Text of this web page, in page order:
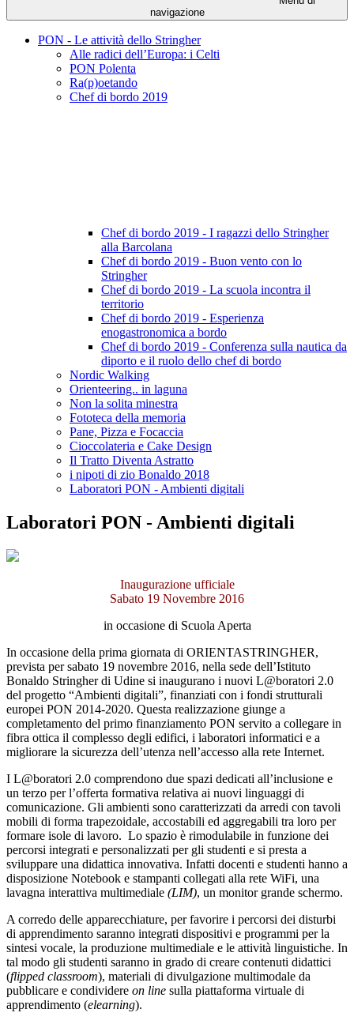
navigazione
PON - Le attività dello Stringher
Alle radici dell’Europa: i Celti
PON Polenta
Ra(p)oetando
Chef di bordo 2019
Chef di bordo 2019 - I ragazzi dello Stringher
alla Barcolana
Chef di bordo 2019 - Buon vento con lo
Stringher
Chef di bordo 2019 - La scuola incontra il
territorio
Chef di bordo 2019 - Esperienza
enogastronomica a bordo
Chef di bordo 2019 - Conferenza sulla nautica da
diporto e il ruolo dello chef di bordo
Nordic Walking
Orienteering.. in laguna
Non la solita minestra
Fototeca della memoria
Pane, Pizza e Focaccia
Cioccolateria e Cake Design
Il Tratto Diventa Astratto
i nipoti di zio Bonaldo 2018
Laboratori PON - Ambienti digitali
Laboratori PON - Ambienti digitali
Inaugurazione ufficiale
Sabato 19 Novembre 2016
in occasione di Scuola Aperta
In occasione della prima giornata di ORIENTASTRINGHER,
prevista per sabato 19 novembre 2016, nella sede dell’Istituto
Bonaldo Stringher di Udine si inaugurano i nuovi L@boratori 2.0
del progetto “Ambienti digitali”, finanziati con i fondi strutturali
europei PON 2014-2020. Questa realizzazione giunge a
completamento del primo finanziamento PON servito a collegare in
fibra ottica il complesso degli edifici, i laboratori informatici e a
migliorare la sicurezza dell’utenza nell’accesso alla rete Internet.
I L@boratori 2.0 comprendono due spazi dedicati all’inclusione e
un terzo per l’offerta formativa relativa ai nuovi linguaggi di
comunicazione. Gli ambienti sono caratterizzati da arredi con tavoli
mobili di forma trapezoidale, accostabili ed aggregabili tra loro per
formare isole di lavoro. Lo spazio è rimodulabile in funzione dei
percorsi integrati e personalizzati per gli studenti e si presta a
sviluppare una didattica innovativa. Infatti docenti e studenti hanno a
disposizione Notebook e stampanti collegati alla rete WiFi, una
lavagna interattiva multimediale (LIM), un monitor grande schermo.
A corredo delle apparecchiature, per favorire i percorsi dei disturbi
di apprendimento saranno integrati dispositivi e programmi per la
sintesi vocale, la produzione multimediale e le attività linguistiche. In
tal modo gli studenti saranno in grado di creare contenuti didattici
(flipped classroom), materiali di divulgazione multimodale da
pubblicare e condividere on line sulla piattaforma virtuale di
apprendimento (elearning).